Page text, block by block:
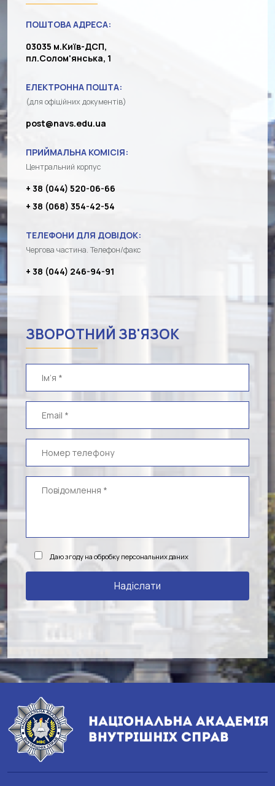
ПОШТОВА АДРЕСА:
03035 м.Київ-ДСП,
пл.Солом'янська, 1
ЕЛЕКТРОННА ПОШТА:
(для офіційних документів)
post@navs.edu.ua
ПРИЙМАЛЬНА КОМІСІЯ:
Центральний корпус
+ 38 (044) 520-06-66
+ 38 (068) 354-42-54
ТЕЛЕФОНИ ДЛЯ ДОВІДОК:
Чергова частина. Телефон/факс
+ 38 (044) 246-94-91
ЗВОРОТНИЙ ЗВ'ЯЗОК
Даю згоду на обробку персональних даних